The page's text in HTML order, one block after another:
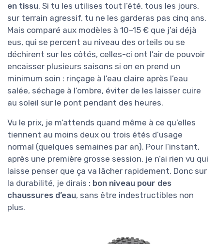
en tissu. Si tu les utilises tout l’été, tous les jours,
sur terrain agressif, tu ne les garderas pas cinq ans.
Mais comparé aux modèles à 10–15 € que j’ai déjà
eus, qui se percent au niveau des orteils ou se
déchirent sur les côtés, celles-ci ont l’air de pouvoir
encaisser plusieurs saisons si on en prend un
minimum soin : rinçage à l’eau claire après l’eau
salée, séchage à l’ombre, éviter de les laisser cuire
au soleil sur le pont pendant des heures.
Vu le prix, je m’attends quand même à ce qu’elles
tiennent au moins deux ou trois étés d’usage
normal (quelques semaines par an). Pour l’instant,
après une première grosse session, je n’ai rien vu qui
laisse penser que ça va lâcher rapidement. Donc sur
la durabilité, je dirais : bon niveau pour des
chaussures d’eau, sans être indestructibles non
plus.